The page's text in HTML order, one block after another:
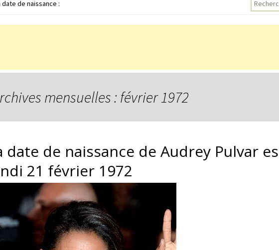
de naissance :
mensuelles : février 1972
date de naissance de Audrey Pulvar
21 février 1972